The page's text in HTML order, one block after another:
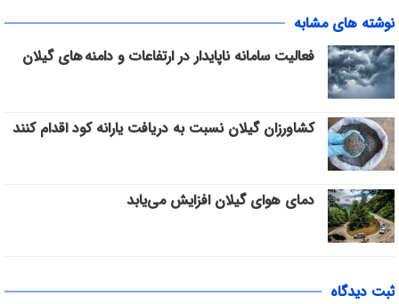
نوشته های مشابه
فعالیت سامانه ناپایدار در ارتفاعات و دامنه های گیلان
کشاورزان گیلان نسبت به دریافت یارانه کود اقدام کنند
دمای هوای گیلان افزایش می‌یابد
ثبت دیدگاه